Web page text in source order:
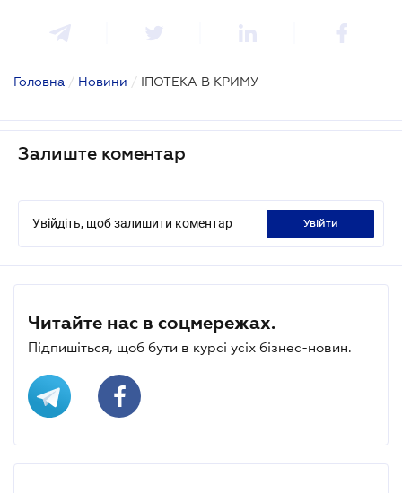
Головна / Новини / ІПОТЕКА В КРИМУ
Залиште коментар
Увійдіть, щоб залишити коментар увійти
Читайте нас в соцмережах.
Підпишіться, щоб бути в курсі усіх бізнес-новин.